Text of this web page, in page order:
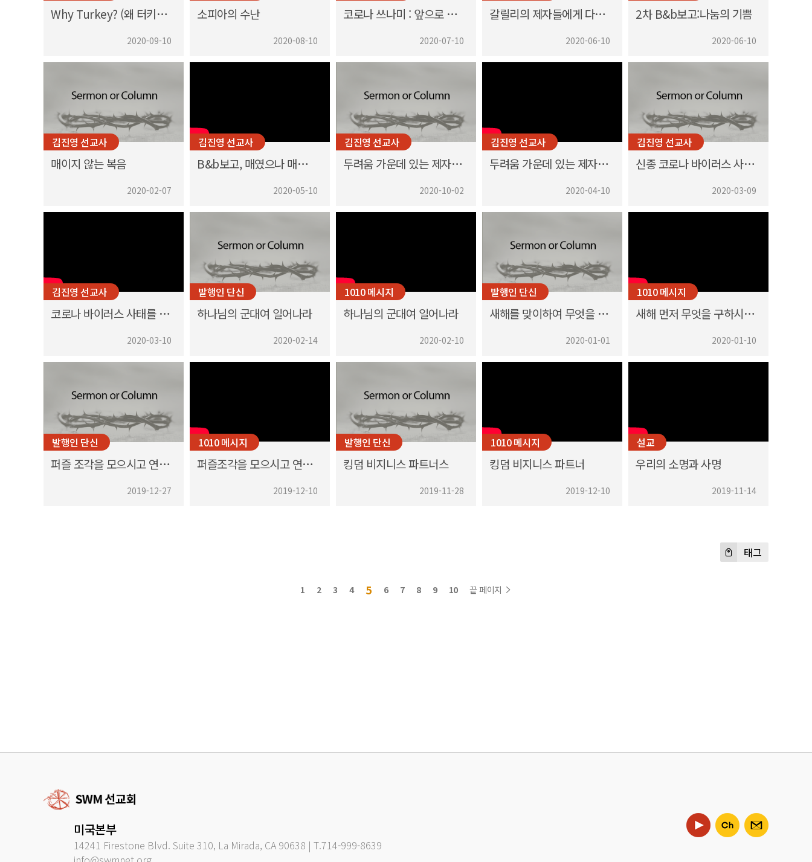
Why Turkey? (왜 터키입니까?)
2020-09-10
소피아의 수난
2020-08-10
코로나 쓰나미 : 앞으로 무엇을 어떻게?
2020-07-10
갈릴리의 제자들에게 다시 찾아오신 예수
2020-06-10
2차 B&b보고:나눔의 기쁨
2020-06-10
김진영 선교사
매이지 않는 복음
2020-02-07
김진영 선교사
B&b보고, 매였으나 매이지않는 복음
2020-05-10
김진영 선교사
두려움 가운데 있는 제자들에게
2020-10-02
김진영 선교사
두려움 가운데 있는 제자에게
2020-04-10
김진영 선교사
신종 코로나 바이러스 사태를 바라보며
2020-03-09
김진영 선교사
코로나 바이러스 사태를 바라보며
2020-03-10
발행인 단신
하나님의 군대여 일어나라
2020-02-14
1010 메시지
하나님의 군대여 일어나라
2020-02-10
발행인 단신
새해를 맞이하여 무엇을 계획하고 계십니까?
2020-01-01
1010 메시지
새해 먼저 무엇을 구하시겠습니까?
2020-01-10
발행인 단신
퍼즐 조각을 모으시고 연결하시는 하나님
2019-12-27
1010 메시지
퍼즐조각을 모으시고 연결하시는 하나님
2019-12-10
발행인 단신
킹덤 비지니스 파트너스
2019-11-28
1010 메시지
킹덤 비지니스 파트너
2019-12-10
설교
우리의 소명과 사명
2019-11-14
태그
1 2 3 4 5 6 7 8 9 10 끝 페이지
미국본부
14241 Firestone Blvd. Suite 310, La Mirada, CA 90638 | T.714-999-8639